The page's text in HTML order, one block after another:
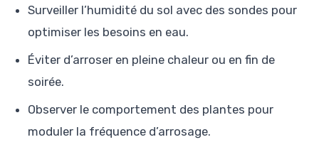
Surveiller l’humidité du sol avec des sondes pour
optimiser les besoins en eau.
Éviter d’arroser en pleine chaleur ou en fin de
soirée.
Observer le comportement des plantes pour
moduler la fréquence d’arrosage.